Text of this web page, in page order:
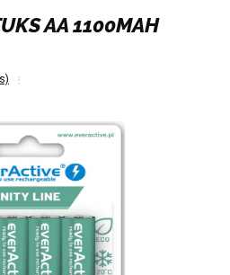
AA 1100MAH